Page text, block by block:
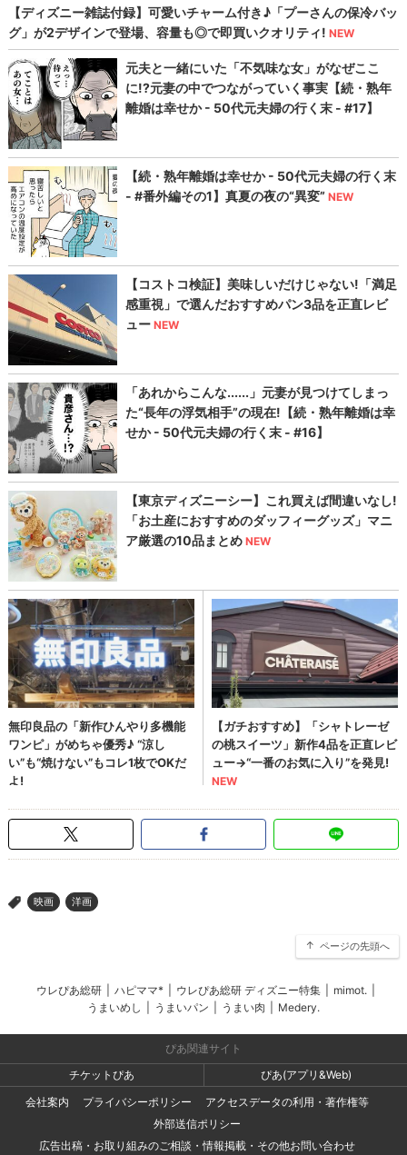
> 映画 洋画
ページの先頭へ
ウレぴあ総研 ハピママ* ウレぴあ総研 ディズニー特集 mimot.
うまいめし
うまいパン うまい肉 Medery.
ぴあ関連サイト
チケットぴあ
ぴあ(アプリ&Web)
会社案内
プライバシーポリシー
アクセスデータの利用・著作権等
外部送信ポリシー
広告出稿・お取り組みのご相談・情報掲載・その他お問い合わせ